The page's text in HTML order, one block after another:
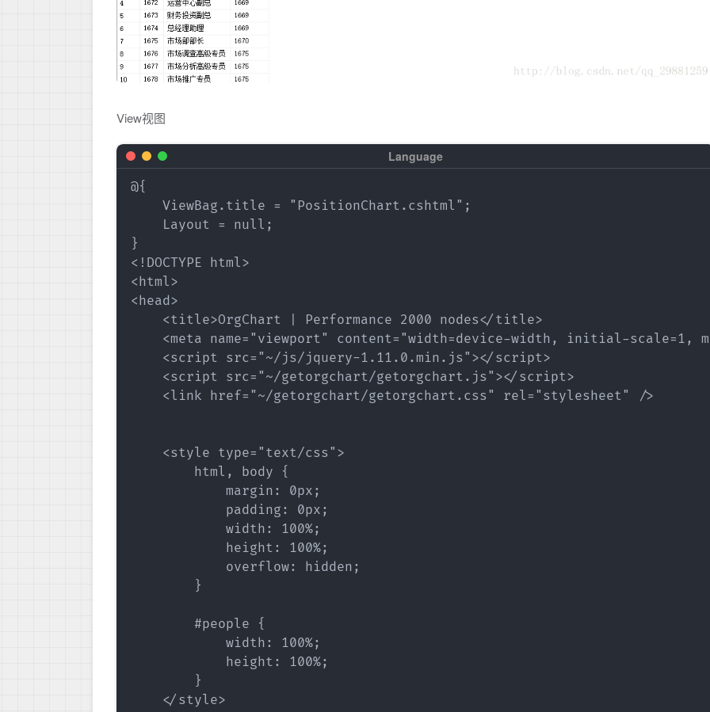
View视图
@{
    ViewBag.title = "PositionChart.cshtml";
    Layout = null;
}
<!DOCTYPE html>
<html>
<head>
    <title>OrgChart | Performance 2000 nodes</title>
<meta name="viewport" content="width=device-width, initial-scale=1,
    <script src="~/js/jquery-1.11.0.min.js"></script>
    <script src="~/getorgchart/getorgchart.js"></script>
    <link href="~/getorgchart/getorgchart.css" rel="stylesheet" />
    <style type="text/css">
        html, body {
            margin: 0px;
            padding: 0px;
            width: 100%;
            height: 100%;
            overflow: hidden;
        }
        #people {
            width: 100%;
            height: 100%;
        }
    </style>